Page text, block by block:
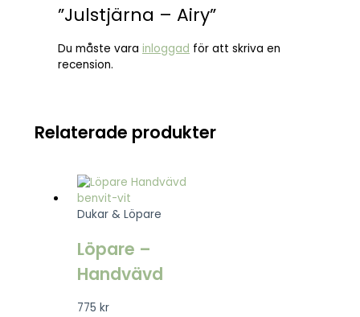
”Julstjärna – Airy”
Du måste vara inloggad för att skriva en
recension.
Relaterade produkter
Dukar & Löpare
Löpare –
Handvävd
775kr